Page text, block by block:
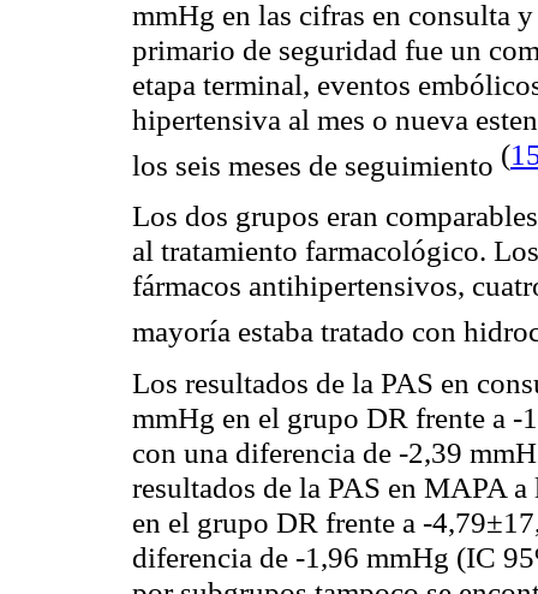
mmHg en las cifras en consulta
primario de seguridad fue un
etapa terminal, eventos
hipertensiva al mes o nueva
los seis meses de seguimiento (
Los dos grupos eran
al tratamiento farmacológico.
fármacos antihipertensivos,
mayoría estaba tratado con
Los resultados de la PAS en
mmHg en el grupo DR frente a
con una diferencia de -2,39
resultados de la PAS en MAPA
en el grupo DR frente a -
diferencia de -1,96 mmHg (IC